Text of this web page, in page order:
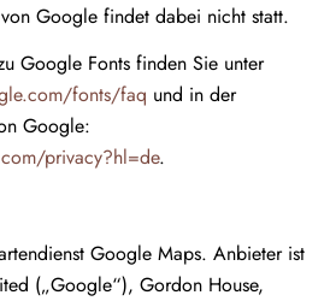
Google findet dabei nicht statt.
Google Fonts finden Sie unter
fonts/faq und in der
Google:
privacy?hl=de.
Google Maps. Anbieter ist
(„Google“), Gordon House,